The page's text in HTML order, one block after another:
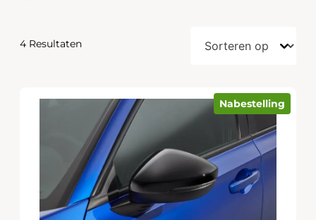
4 Resultaten
Nabestelling